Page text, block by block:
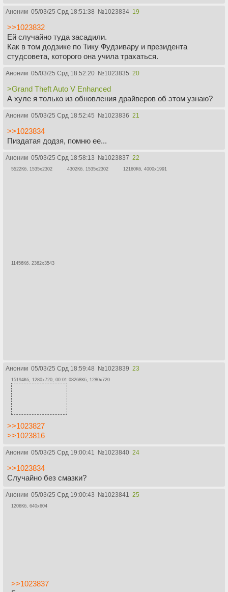
Аноним 05/03/25 Срд 18:51:38 №1023834 19
>>1023832
Ей случайно туда засадили.
Как в том додзике по Тику Фудзивару и президента
студсовета, которого она учила трахаться.
Аноним 05/03/25 Срд 18:52:20 №1023835 20
>Grand Theft Auto V Enhanced
А хуле я только из обновления драйверов об этом узнаю?
Аноним 05/03/25 Срд 18:52:45 №1023836 21
>>1023834
Пиздатая додзя, помню ее...
Аноним 05/03/25 Срд 18:58:13 №1023837 22
5522Кб, 1535x2302 4302Кб, 1535x2302 12160Кб, 4000x1991
11456Кб, 2362x3543
Аноним 05/03/25 Срд 18:59:48 №1023839 23
15194Кб, 1280x720, 00:01:08268Кб, 1280x720
>>1023827
>>1023816
Аноним 05/03/25 Срд 19:00:41 №1023840 24
>>1023834
Случайно без смазки?
Аноним 05/03/25 Срд 19:00:43 №1023841 25
1206Кб, 640x604
>>1023837